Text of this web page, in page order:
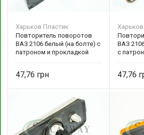
Харьков Пластик
Повторитель поворотов
ВАЗ 2106 белый (на болте) с
патроном и прокладкой
47,76
ВАЗ
с
47,76